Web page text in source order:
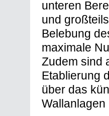
unteren
und
Belebung
maximale
Zudem sind
Etablierung
über das